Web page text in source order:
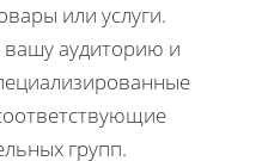
или услуги.
вашу аудиторию и
групп.